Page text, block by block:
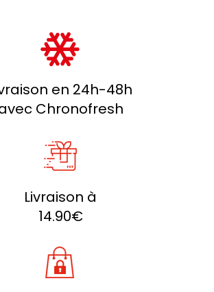
en 24h-48h
Chronofresh
Livraison à
14.90€